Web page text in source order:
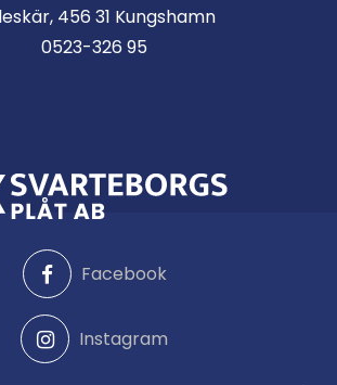
456 31 Kungshamn
0523-326 95
Facebook
Instagram